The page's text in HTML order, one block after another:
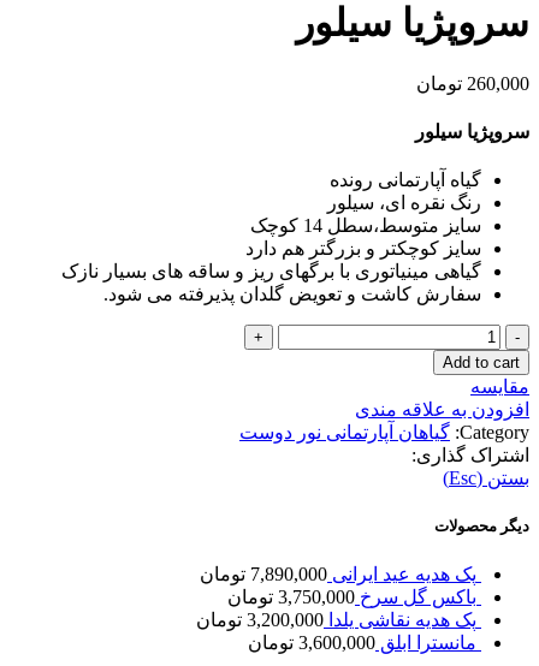
سروپژیا سیلور
260,000 تومان
سروپژیا سیلور
گیاه آپارتمانی رونده
رنگ نقره ای، سیلور
سایز متوسط،سطل 14 کوچک
سایز کوچکتر و بزرگتر هم دارد
گیاهی مینیاتوری با برگهای ریز و ساقه های بسیار نازک
سفارش کاشت و تعویض گلدان پذیرفته می شود.
سروپژیا
سیلور
quantity
Add to cart
مقایسه
افزودن به علاقه مندی
Category: گیاهان آپارتمانی نور دوست
اشتراک گذاری:
بستن (Esc)
دیگر محصولات
پک هدیه عید ایرانی 7,890,000 تومان
باکس گل سرخ 3,750,000 تومان
پک هدیه نقاشی یلدا 3,200,000 تومان
مانسترا ابلق 3,600,000 تومان